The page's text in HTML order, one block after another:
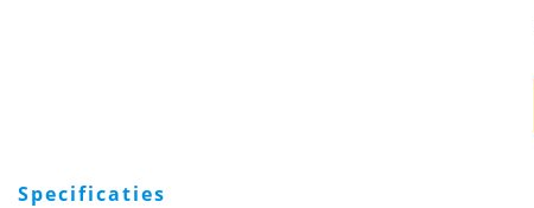
specificaties